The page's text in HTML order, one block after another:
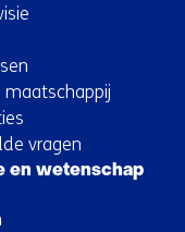
maatschappij
vragen
en wetenschap